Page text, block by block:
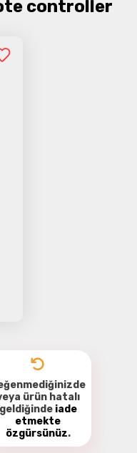
controller
ürün hatalı
geldiğinde iade
etmekte
özgürsünüz.